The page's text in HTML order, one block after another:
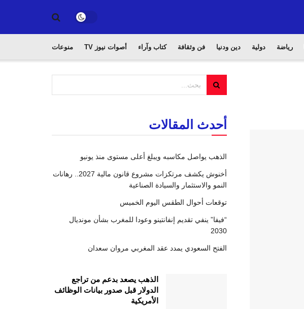
رياضة دولية دين ودنيا فن وثقافة كتاب وآراء أصوات نيوز TV منوعات
أحدث المقالات
الذهب يواصل مكاسبه ويبلغ أعلى مستوى منذ يونيو
أخنوش يكشف مرتكزات مشروع قانون مالية 2027.. رهانات
النمو والاستثمار والسيادة الصناعية
توقعات أحوال الطقس اليوم الخميس
“فيفا” ينفي تقديم إنفانتينو وعودا للمغرب بشأن مونديال
2030
الفتح السعودي يمدد عقد المغربي مروان سعدان
الذهب يصعد بدعم من تراجع
الدولار قبل صدور بيانات الوظائف
الأمريكية